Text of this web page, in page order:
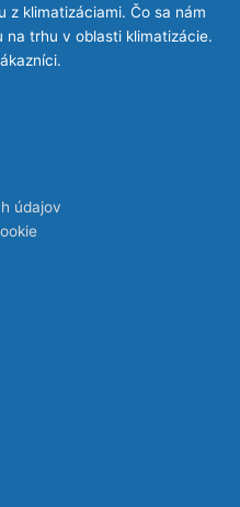
z klimatizáciami. Čo sa nám
na trhu v oblasti klimatizácie.
údajov